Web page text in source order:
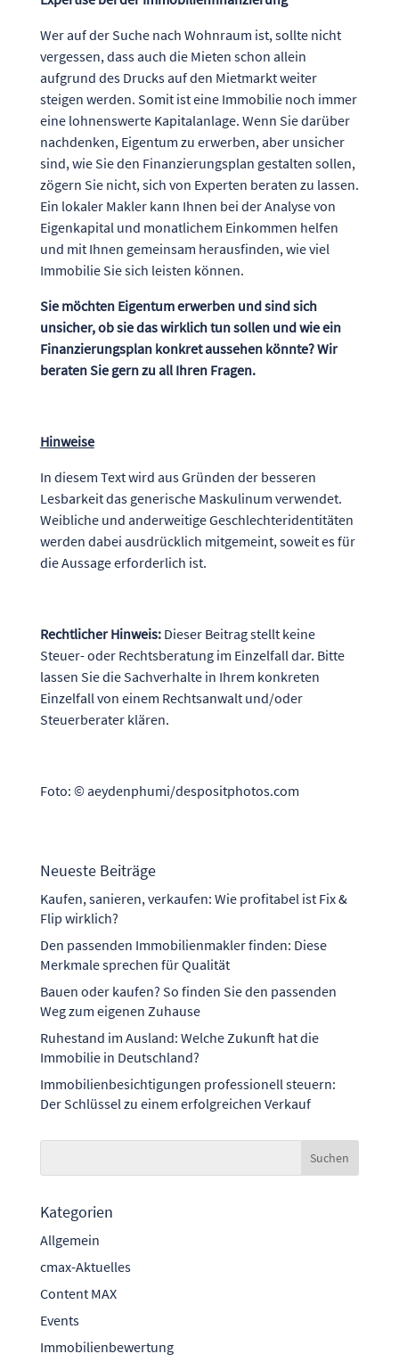
Wer auf der Suche nach Wohnraum ist, sollte nicht
vergessen, dass auch die Mieten schon allein
aufgrund des Drucks auf den Mietmarkt weiter
steigen werden. Somit ist eine Immobilie noch immer
eine lohnenswerte Kapitalanlage. Wenn Sie darüber
nachdenken, Eigentum zu erwerben, aber unsicher
sind, wie Sie den Finanzierungsplan gestalten sollen,
zögern Sie nicht, sich von Experten beraten zu lassen.
Ein lokaler Makler kann Ihnen bei der Analyse von
Eigenkapital und monatlichem Einkommen helfen
und mit Ihnen gemeinsam herausfinden, wie viel
Immobilie Sie sich leisten können.
Sie möchten Eigentum erwerben und sind sich
unsicher, ob sie das wirklich tun sollen und wie ein
Finanzierungsplan konkret aussehen könnte? Wir
beraten Sie gern zu all Ihren Fragen.
Hinweise
In diesem Text wird aus Gründen der besseren
Lesbarkeit das generische Maskulinum verwendet.
Weibliche und anderweitige Geschlechteridentitäten
werden dabei ausdrücklich mitgemeint, soweit es für
die Aussage erforderlich ist.
Rechtlicher Hinweis:Dieser Beitrag stellt keine
Steuer- oder Rechtsberatung im Einzelfall dar. Bitte
lassen Sie die Sachverhalte in Ihrem konkreten
Einzelfall von einem Rechtsanwalt und/oder
Steuerberater klären.
Foto: © aeydenphumi/despositphotos.com
Neueste Beiträge
Kaufen, sanieren, verkaufen: Wie profitabel ist Fix &
Flip wirklich?
Den passenden Immobilienmakler finden: Diese
Merkmale sprechen für Qualität
Bauen oder kaufen? So finden Sie den passenden
Weg zum eigenen Zuhause
Ruhestand im Ausland: Welche Zukunft hat die
Immobilie in Deutschland?
Immobilienbesichtigungen professionell steuern:
Der Schlüssel zu einem erfolgreichen Verkauf
Kategorien
Allgemein
cmax-Aktuelles
Content MAX
Events
Immobilienbewertung